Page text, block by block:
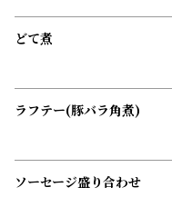
どて煮
ラフテー(豚バラ角煮)
ソーセージ盛り合わせ